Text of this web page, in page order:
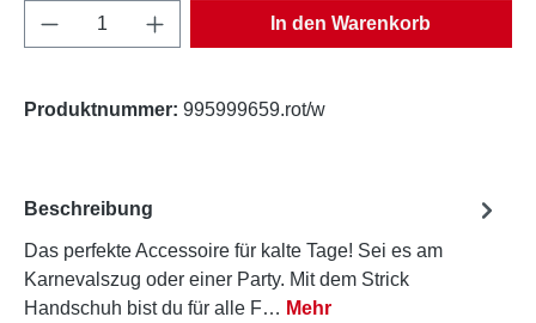
Produkt Anzahl: Gib den gewünschten
In den Warenkorb
Produktnummer: 995999659.rot/w
Beschreibung
Das perfekte Accessoire für kalte Tage! Sei es am
Karnevalszug oder einer Party. Mit dem Strick
Handschuh bist du für alle F… Mehr